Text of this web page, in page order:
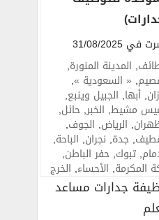
في 31/08/2025
, المدينة المنورة,
, « السعودية »,
,أبها, الجبيل وينبع,
مشيط, الخبر,حائل,
, الرياض, الجوف,
,جدة, نجران, الباحة,
,تبوك,حفر الباطن,
المكرمة, الأحساء, الخرج
جدارات مساعد